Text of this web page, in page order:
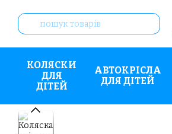
КОЛЯСКИ
ДЛЯ
ДІТЕЙ
АВТОКРІСЛА
ДЛЯ ДІТЕЙ